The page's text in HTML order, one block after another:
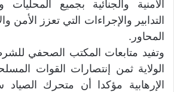
الأمنية والجنائية بجميع
التدابير والإجراءات التي تعزز الأمن
المحاور.
وتفيد متابعات المكتب الصحفي
الولاية ثمن إنتصارات القوات
الإرهابية مؤكدا أن متحرك